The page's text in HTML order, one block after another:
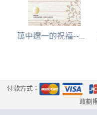
萬中選一的祝福--...
付款方式：
政劃